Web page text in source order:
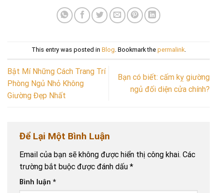
This entry was posted in Blog . Bookmark the permalink.
Bật Mí Những Cách Trang Trí
Phòng Ngủ Nhỏ Không
Giường Đẹp Nhất
Bạn có biết: cấm kỵ giường
ngủ đối diện cửa chính?
Để Lại Một Bình Luận
Email của bạn sẽ không được hiển thị công khai. Các
trường bắt buộc được đánh dấu *
Bình luận *